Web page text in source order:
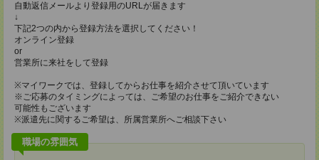
自動返信メールより登録用のURLが届きます
↓
下記2つの内から登録方法を選択してください！
オンライン登録
or
営業所に来社をして登録
※マイワークでは、登録してからお仕事を紹介させて頂いています
※ご応募のタイミングによっては、ご希望のお仕事をご紹介できない
可能性もございます
※派遣先に関するご希望は、所属営業所へご相談下さい
職場の雰囲気